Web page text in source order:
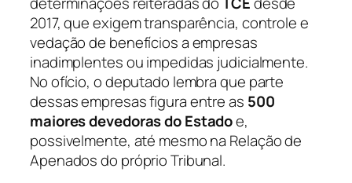
2017, que exigem transparência, controle e
vedação de benefícios a empresas
inadimplentes ou impedidas judicialmente.
No ofício, o deputado lembra que parte
dessas empresas figura entre as 500
maiores devedoras do Estadoe,
possivelmente, até mesmo na Relação de
Apenados do próprio Tribunal.